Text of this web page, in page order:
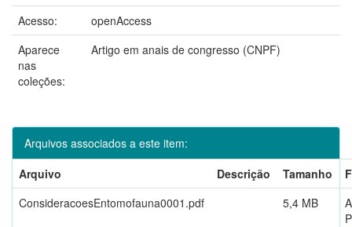
Acesso:
openAccess
Aparece
nas
coleções:
Artigo em anais de congresso (CNPF)
Arquivos associados a este item:
Arquivo
Descrição Tamanho
ConsideracoesEntomofauna0001.pdf
5,4 MB